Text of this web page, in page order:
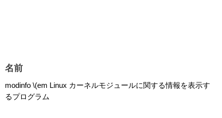
名前
modinfo \(em Linux カーネルモジュールに関する情報を表示す
るプログラム